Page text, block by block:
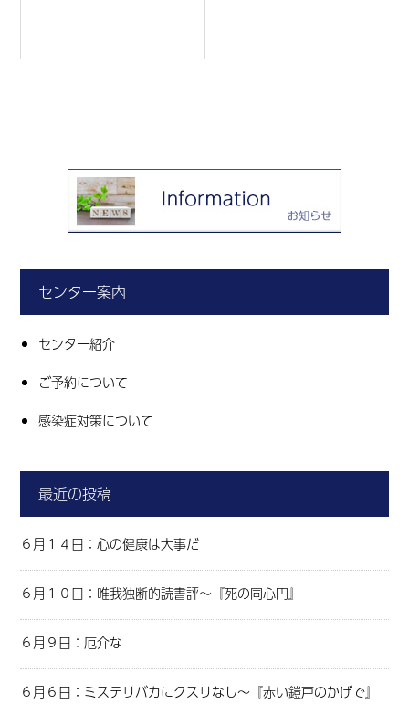
センター案内
センター紹介
ご予約について
感染症対策について
最近の投稿
６月１４日：心の健康は大事だ
６月１０日：唯我独断的読書評～『死の同心円』
６月９日：厄介な
６月６日：ミステリバカにクスリなし～『赤い鎧戸のかげで』